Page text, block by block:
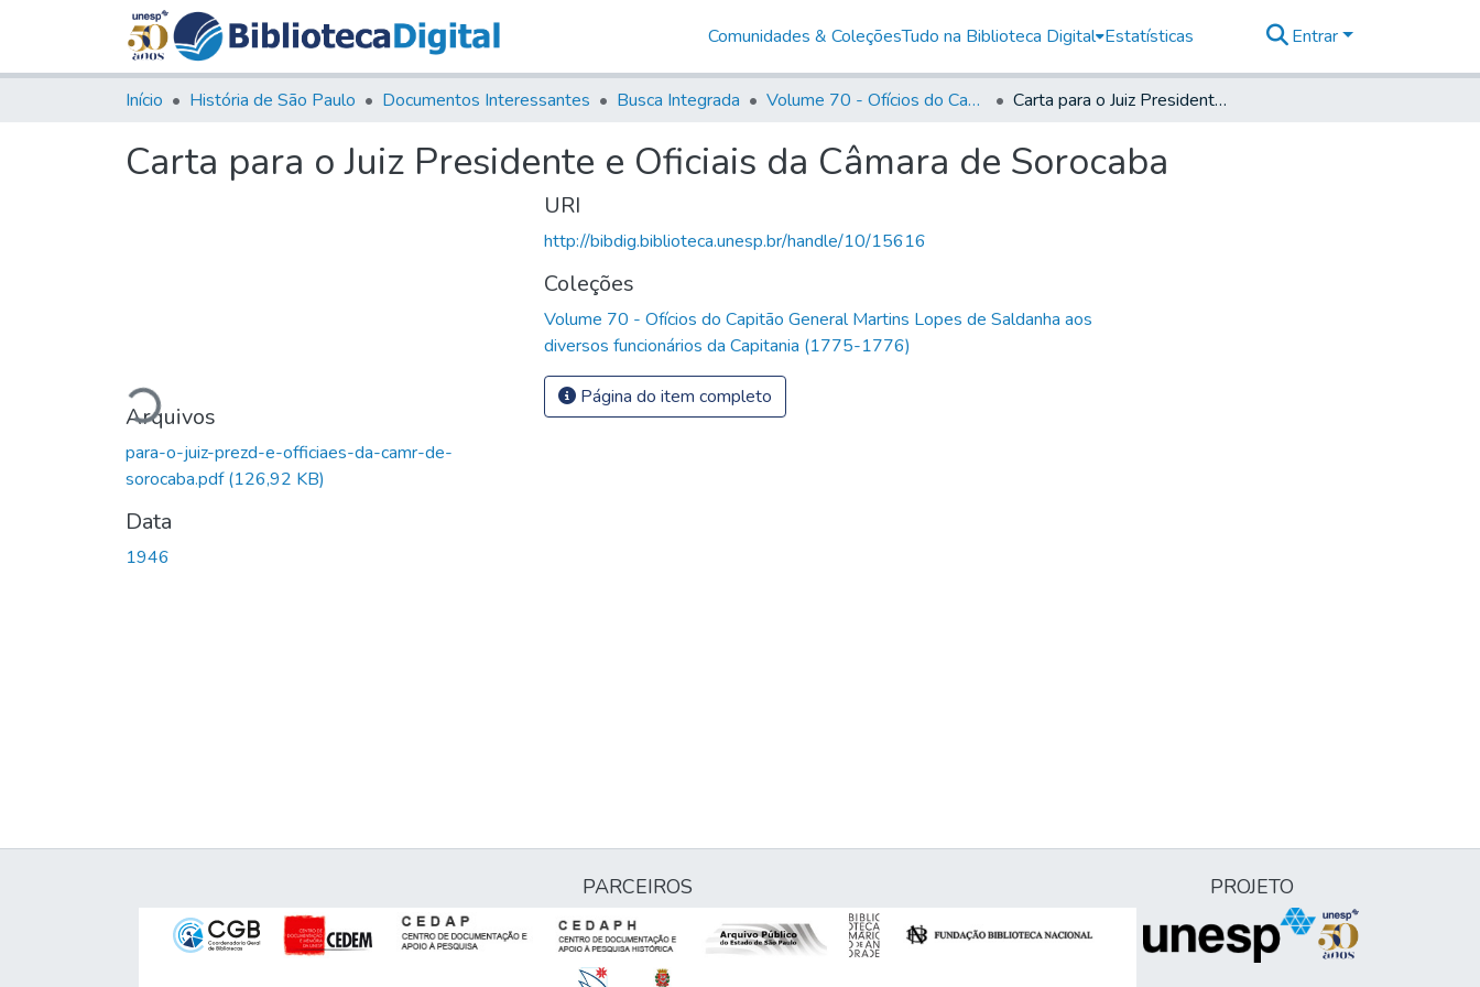
Comunidades & ColeçõesTudo na Biblioteca Digital Estatísticas Entrar
Início História de São Paulo Documentos Interessantes Busca Integrada Volume 70 - Ofícios do Capitão General Martins Lopes de Saldanha aos diversos funcionários da Capitania (1775-1776) Carta para o Juiz Presidente e Oficiais da Câmara de Sorocaba
Carta para o Juiz Presidente e Oficiais da Câmara de Sorocaba
Carregando...
Arquivos
para-o-juiz-prezd-e-officiaes-da-camr-de-
sorocaba.pdf(126,92 KB)
Data
1946
URI
http://bibdig.biblioteca.unesp.br/handle/10/15616
Coleções
Volume 70 - Ofícios do Capitão General Martins Lopes de Saldanha aos
diversos funcionários da Capitania (1775-1776)
Página do item completo
PARCEIROS PROJETO